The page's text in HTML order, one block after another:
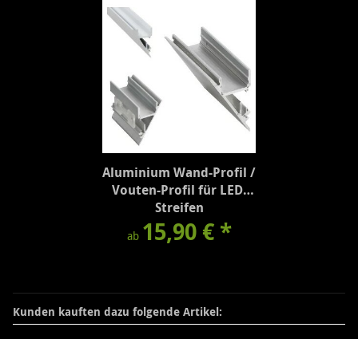
Aluminium Wand-Profil /
Vouten-Profil für LED-
Streifen
ab 15,90 € *
Kunden kauften dazu folgende Artikel: